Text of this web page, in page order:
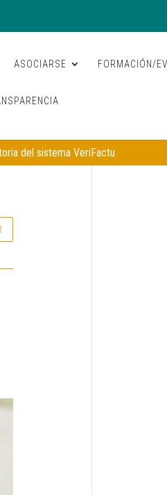
ASOCIARSE FORMACIÓN/
del sistema VeriFactu